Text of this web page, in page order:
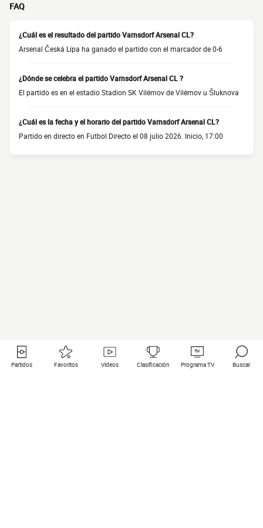
FAQ
¿Cuál es el resultado del partido Varnsdorf Arsenal CL?
Arsenal Česká Lípa ha ganado el partido con el marcador de 0-6
¿Dónde se celebra el partido Varnsdorf Arsenal CL ?
El partido es en el estadio Stadion SK Vilémov de Vilémov u Šluknova
¿Cuál es la fecha y el horario del partido Varnsdorf Arsenal CL?
Partido en directo en Futbol Directo el 08 julio 2026. Inicio, 17:00
Partidos Favoritos Videos Clasificación Programa TV Buscar